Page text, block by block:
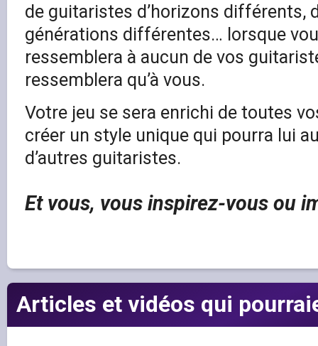
de guitaristes d’horizons différents,
générations différentes… lorsque
ressemblera à aucun de vos
ressemblera qu’à vous.
Votre jeu se sera enrichi de toutes
créer un style unique qui pourra lui
d’autres guitaristes.
Et vous, vous inspirez-vous ou
Articles et vidéos qui